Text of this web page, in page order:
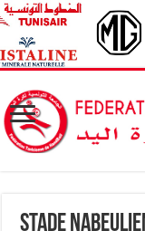
Stade